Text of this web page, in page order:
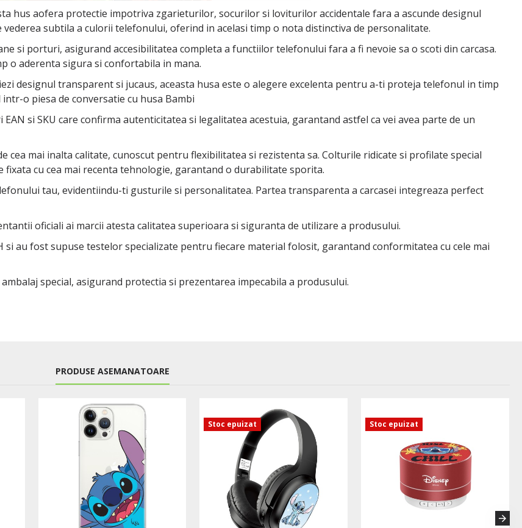
hus aofera protectie impotriva zgarieturilor, socurilor si loviturilor accidentale fara a ascunde designul
subtila a culorii telefonului, oferind in acelasi timp o nota distinctiva de personalitate.
si porturi, asigurand accesibilitatea completa a functiilor telefonului fara a fi nevoie sa o scoti din carcasa.
o aderenta sigura si confortabila in mana.
designul transparent si jucaus, aceasta husa este o alegere excelenta pentru a-ti proteja telefonul in timp
o piesa de conversatie cu husa Bambi
EAN si SKU care confirma autenticitatea si legalitatea acestuia, garantand astfel ca vei avea parte de un
cea mai inalta calitate, cunoscut pentru flexibilitatea si rezistenta sa. Colturile ridicate si profilate special
cu cea mai recenta tehnologie, garantand o durabilitate sporita.
tau, evidentiindu-ti gusturile si personalitatea. Partea transparenta a carcasei integreaza perfect
oficiali ai marcii atesta calitatea superioara si siguranta de utilizare a produsului.
si au fost supuse testelor specializate pentru fiecare material folosit, garantand conformitatea cu cele mai
special, asigurand protectia si prezentarea impecabila a produsului.
PRODUSE ASEMANATOARE
Stoc epuizat Stoc epuizat